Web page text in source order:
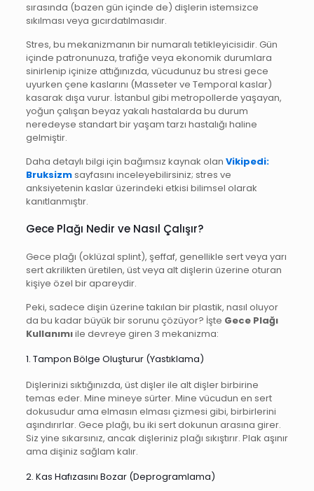
sırasında (bazen gün içinde de) dişlerin istemsizce
sıkılması veya gıcırdatılmasıdır.
Stres, bu mekanizmanın bir numaralı tetikleyicisidir. Gün
içinde patronunuza, trafiğe veya ekonomik durumlara
sinirlenip içinize attığınızda, vücudunuz bu stresi gece
uyurken çene kaslarını (Masseter ve Temporal kaslar)
kasarak dışa vurur. İstanbul gibi metropollerde yaşayan,
yoğun çalışan beyaz yakalı hastalarda bu durum
neredeyse standart bir yaşam tarzı hastalığı haline
gelmiştir.
Daha detaylı bilgi için bağımsız kaynak olan Vikipedi:
Bruksizmsayfasını inceleyebilirsiniz; stres ve
anksiyetenin kaslar üzerindeki etkisi bilimsel olarak
kanıtlanmıştır.
Gece Plağı Nedir ve Nasıl Çalışır?
Gece plağı (oklüzal splint), şeffaf, genellikle sert veya yarı
sert akrilikten üretilen, üst veya alt dişlerin üzerine oturan
kişiye özel bir apareydir.
Peki, sadece dişin üzerine takılan bir plastik, nasıl oluyor
da bu kadar büyük bir sorunu çözüyor? İşte Gece Plağı
Kullanımıile devreye giren 3 mekanizma:
1. Tampon Bölge Oluşturur (Yastıklama)
Dişlerinizi sıktığınızda, üst dişler ile alt dişler birbirine
temas eder. Mine mineye sürter. Mine vücudun en sert
dokusudur ama elmasın elması çizmesi gibi, birbirlerini
aşındırırlar. Gece plağı, bu iki sert dokunun arasına girer.
Siz yine sıkarsınız, ancak dişleriniz plağı sıkıştırır. Plak aşınır
ama dişiniz sağlam kalır.
2. Kas Hafızasını Bozar (Deprogramlama)